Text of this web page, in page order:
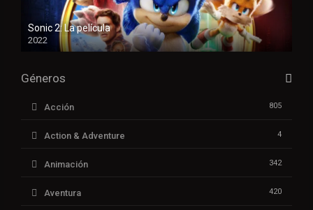
Sonic 2: La película
2022
Géneros
Acción 805
Action & Adventure 4
Animación 342
Aventura 420